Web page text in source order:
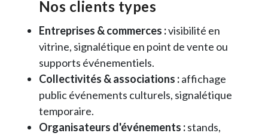
Nos clients types
Entreprises & commerces :visibilité en
vitrine, signalétique en point de vente ou
supports événementiels.
Collectivités & associations :affichage
public événements culturels, signalétique
temporaire.
Organisateurs d'événements :stands,